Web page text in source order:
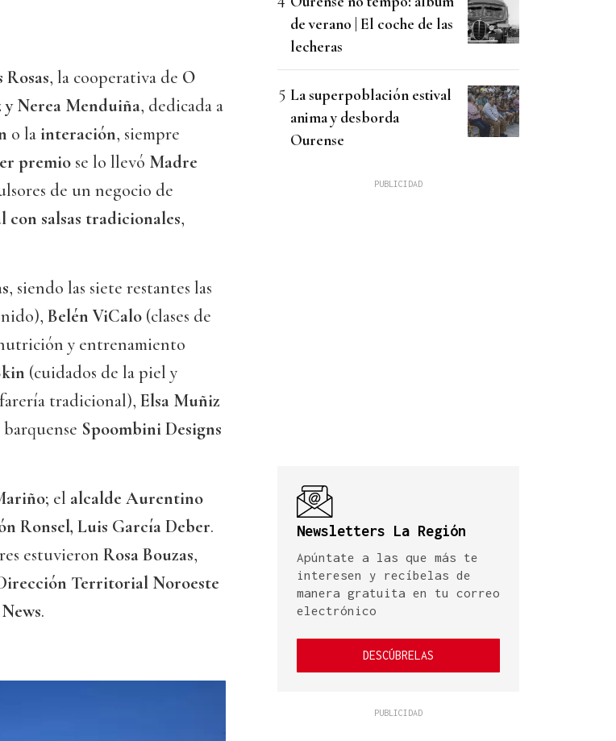
Rosas, la cooperativa de O
y Nerea Menduiña, dedicada a
o la interación, siempre
premio se lo llevó Madre
de un negocio de
con salsas tradicionales,
, siendo las siete restantes las
Belén ViCalo (clases de
y entrenamiento
(cuidados de la piel y
tradicional), Elsa Muñiz
Spoombini Designs
; el alcalde Aurentino
Ronsel, Luis García Deber.
estuvieron Rosa Bouzas,
Territorial Noroeste
.
de verano | El coche de las
lecheras
La superpoblación estival
anima y desborda
Ourense
Newsletters La Región
Apúntate a las que más te
interesen y recíbelas de
manera gratuita en tu correo
electrónico
DESCÚBRELAS